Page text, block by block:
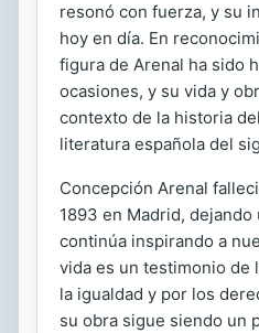
resonó con fuerza, y su
hoy en día. En
figura de Arenal ha sido
ocasiones, y su vida y
contexto de la historia
literatura española del
Concepción Arenal
1893 en Madrid, dejando
continúa inspirando a
vida es un testimonio de
la igualdad y por los
su obra sigue siendo un